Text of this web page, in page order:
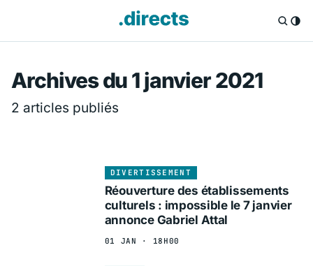
Directs.fr —
Archives du 1 janvier 2021
2 articles publiés
DIVERTISSEMENT
Réouverture des établissements
culturels : impossible le 7 janvier
annonce Gabriel Attal
01 JAN · 18H00